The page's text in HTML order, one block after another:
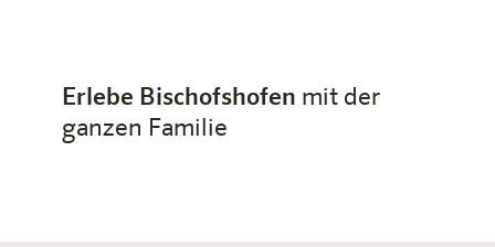
Erlebe Bischofshofen mit der
ganzen Familie